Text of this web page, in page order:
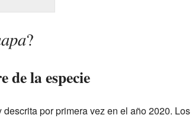
?
de la especie
por primera vez en el año 2020.